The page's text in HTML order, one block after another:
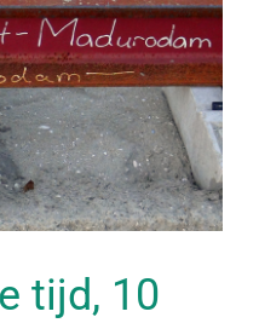
tijd, 10